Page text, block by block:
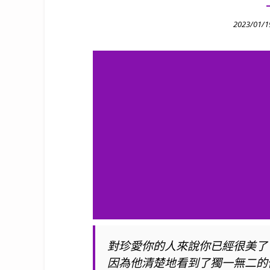
Posted
2023/01/
對珍愛你的人來說你已經很美了
因為他清楚地看到了獨一無二